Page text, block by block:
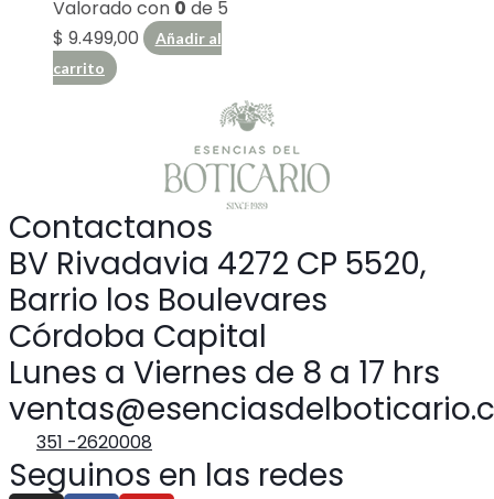
Valorado con 0 de 5
$ 9.499,00
Añadir al
carrito
Contactanos
BV Rivadavia 4272 CP 5520,
Barrio los Boulevares
Córdoba Capital
Lunes a Viernes de 8 a 17 hrs
351 -2620008
Seguinos en las redes